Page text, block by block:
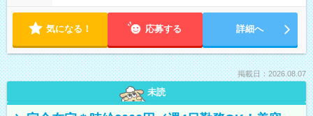
気になる！ 応募する 詳細へ
掲載日：2026.08.07
未読